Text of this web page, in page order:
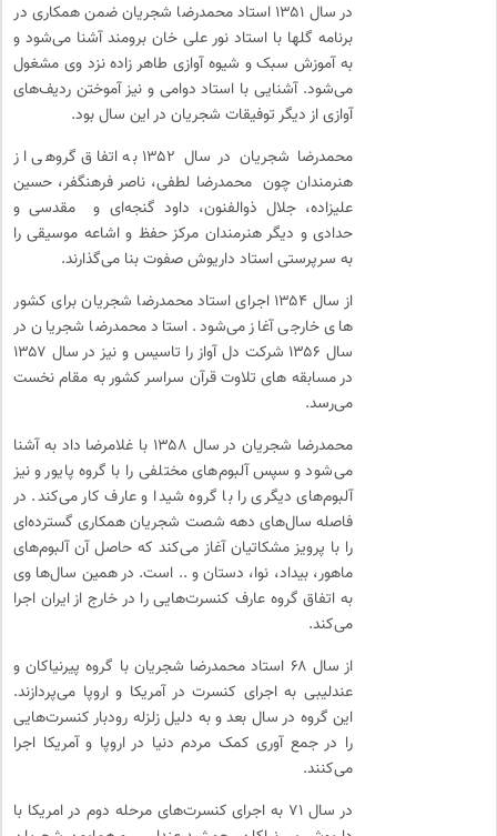
در سال ۱۳۵۱ استاد محمدرضا شجریان ضمن همکاری در
برنامه گلها با استاد نور علی خان برومند آشنا می‌شود و
به آموزش سبک و شیوه آوازی طاهر زاده نزد وی مشغول
می‌شود. آشنایی با استاد دوامی و نیز آموختن ردیف‌های
آوازی از دیگر توفیقات شجریان در این سال بود.
محمدرضا شجریان در سال ۱۳۵۲ به اتفاق گروهی از
هنرمندان چون محمدرضا لطفی، ناصر فرهنگفر، حسین
علیزاده، جلال ذوالفنون، داود گنجه‌ای و مقدسی و
حدادی و دیگر هنرمندان مرکز حفظ و اشاعه موسیقی را
به سرپرستی استاد داریوش صفوت بنا می‌گذارند.
از سال ۱۳۵۴ اجرای استاد محمدرضا شجریان برای کشور
های خارجی آغاز می‌شود. استاد محمدرضا شجریان در
سال ۱۳۵۶ شرکت دل آواز را تاسیس و نیز در سال ۱۳۵۷
در مسابقه های تلاوت قرآن سراسر کشور به مقام نخست
می‌رسد.
محمدرضا شجریان در سال ۱۳۵۸ با غلامرضا داد به آشنا
می‌شود و سپس آلبوم‌های مختلفی را با گروه پایور و نیز
آلبوم‌های دیگری را با گروه شیدا و عارف کار می‌کند. در
فاصله سال‌های دهه شصت شجریان همکاری گسترده‌ای
را با پرویز مشکاتیان آغاز می‌کند که حاصل ‌آن آلبوم‌های
ماهور، بیداد، نوا، دستان و .. است. در همین سال‌ها وی
به اتفاق گروه عارف کنسرت‌هایی را در خارج از ایران اجرا
می‌کند.
از سال ۶۸ استاد محمدرضا شجریان با گروه پیرنیاکان و
عندلیبی به اجرای کنسرت در آمریکا و اروپا می‌پردازند.
این گروه در سال بعد و به دلیل زلزله رودبار کنسرت‌هایی
را در جمع آوری کمک مردم دنیا در اروپا و آمریکا اجرا
می‌کنند.
در سال ۷۱ به اجرای کنسرت‌های مرحله دوم در امریکا با